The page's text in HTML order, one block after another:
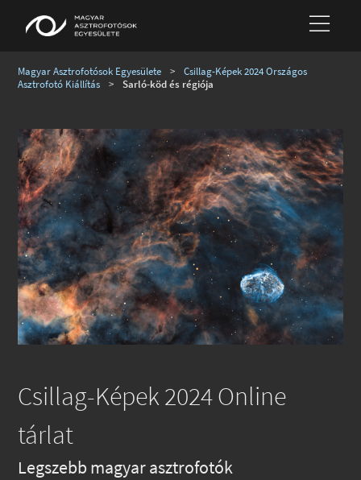
Magyar Asztrofotósok Egyesülete >
Csillag-Képek 2024 Országos
Asztrofotó Kiállítás
> Sarló-köd és régiója
Csillag-Képek 2024 Online
tárlat
Legszebb magyar asztrofotók